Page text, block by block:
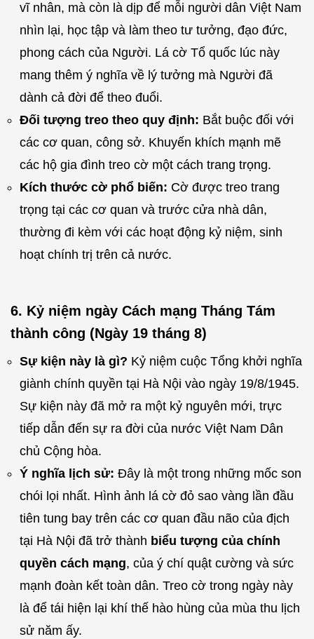
vĩ nhân, mà còn là dịp để mỗi người dân Việt Nam
nhìn lại, học tập và làm theo tư tưởng, đạo đức,
phong cách của Người. Lá cờ Tổ quốc lúc này
mang thêm ý nghĩa về lý tưởng mà Người đã
dành cả đời để theo đuổi.
Đối tượng treo theo quy định: Bắt buộc đối với
các cơ quan, công sở. Khuyến khích mạnh mẽ
các hộ gia đình treo cờ một cách trang trọng.
Kích thước cờ phổ biến: Cờ được treo trang
trọng tại các cơ quan và trước cửa nhà dân,
thường đi kèm với các hoạt động kỷ niệm, sinh
hoạt chính trị trên cả nước.
6. Kỷ niệm ngày Cách mạng Tháng Tám
thành công (Ngày 19 tháng 8)
Sự kiện này là gì? Kỷ niệm cuộc Tổng khởi nghĩa
giành chính quyền tại Hà Nội vào ngày 19/8/1945.
Sự kiện này đã mở ra một kỷ nguyên mới, trực
tiếp dẫn đến sự ra đời của nước Việt Nam Dân
chủ Cộng hòa.
Ý nghĩa lịch sử: Đây là một trong những mốc son
chói lọi nhất. Hình ảnh lá cờ đỏ sao vàng lần đầu
tiên tung bay trên các cơ quan đầu não của địch
tại Hà Nội đã trở thành biểu tượng của chính
quyền cách mạng, của ý chí quật cường và sức
mạnh đoàn kết toàn dân. Treo cờ trong ngày này
là để tái hiện lại khí thế hào hùng của mùa thu lịch
sử năm ấy.